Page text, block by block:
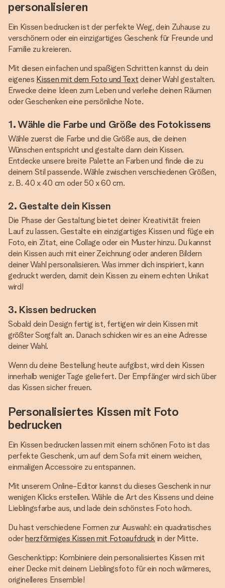
personalisieren
Ein Kissen bedrucken ist der perfekte Weg, dein Zuhause zu
verschönern oder ein einzigartiges Geschenk für Freunde und
Familie zu kreieren.
Mit diesen einfachen und spaßigen Schritten kannst du dein
eigenes Kissen mit dem Foto und Text deiner Wahl gestalten.
Erwecke deine Ideen zum Leben und verleihe deinen Räumen
oder Geschenken eine persönliche Note.
1. Wähle die Farbe und Größe des Fotokissens
Wähle zuerst die Farbe und die Größe aus, die deinen
Wünschen entspricht und gestalte dann dein Kissen.
Entdecke unsere breite Palette an Farben und finde die zu
deinem Stil passende. Wähle zwischen verschiedenen Größen,
z. B. 40 x 40 cm oder 50 x 60 cm.
2. Gestalte dein Kissen
Die Phase der Gestaltung bietet deiner Kreativität freien
Lauf zu lassen. Gestalte ein einzigartiges Kissen und füge ein
Foto, ein Zitat, eine Collage oder ein Muster hinzu. Du kannst
dein Kissen auch mit einer Zeichnung oder anderen Bildern
deiner Wahl personalisieren. Was immer dich inspiriert, kann
gedruckt werden, damit dein Kissen zu einem echten Unikat
wird!
3. Kissen bedrucken
Sobald dein Design fertig ist, fertigen wir dein Kissen mit
größter Sorgfalt an. Danach schicken wir es an eine Adresse
deiner Wahl.
Wenn du deine Bestellung heute aufgibst, wird dein Kissen
innerhalb weniger Tage geliefert. Der Empfänger wird sich über
das Kissen sicher freuen.
Personalisiertes Kissen mit Foto
bedrucken
Ein Kissen bedrucken lassen mit einem schönen Foto ist das
perfekte Geschenk, um auf dem Sofa mit einem weichen,
einmaligen Accessoire zu entspannen.
Mit unserem Online-Editor kannst du dieses Geschenk in nur
wenigen Klicks erstellen. Wähle die Art des Kissens und deine
Lieblingsfarbe aus, und lade dein schönstes Foto hoch.
Du hast verschiedene Formen zur Auswahl: ein quadratisches
oderherzförmiges Kissen mit Fotoaufdruck in der Mitte.
Geschenktipp: Kombiniere dein personalisiertes Kissen mit
einer Decke mit deinem Lieblingsfoto für ein noch wärmeres,
originelleres Ensemble!